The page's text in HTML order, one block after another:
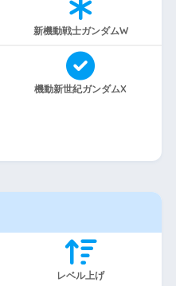
新機動戦士ガンダムW
機動新世紀ガンダムX
レベル上げ